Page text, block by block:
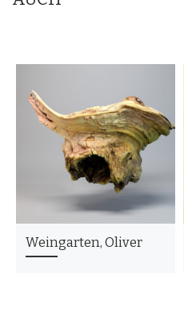
Weingarten, Oliver